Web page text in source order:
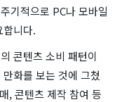
기적으로 PC나 모바일
니다.
콘텐츠 소비 패턴이
화를 보는 것에 그쳤
, 콘텐츠 제작 참여 등